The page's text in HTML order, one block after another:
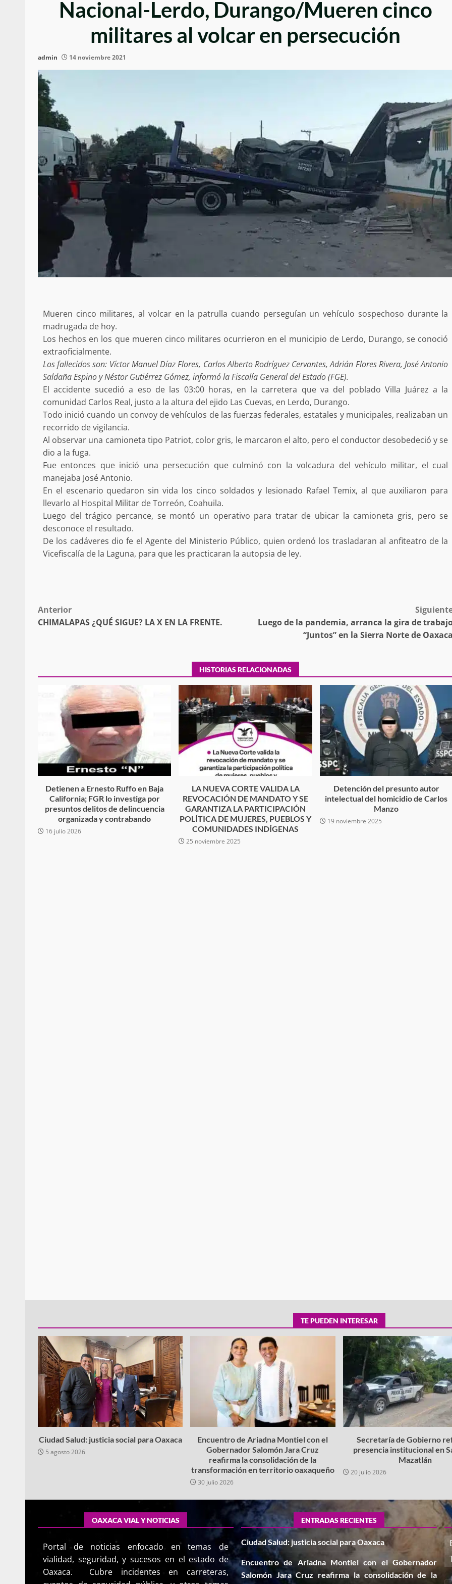
Nacional-Lerdo, Durango/Mueren cinco
militares al volcar en persecución
admin 14 noviembre 2021
Mueren cinco militares, al volcar en la patrulla cuando perseguían un vehículo sospechoso durante la
madrugada de hoy.
Los hechos en los que mueren cinco militares ocurrieron en el municipio de Lerdo, Durango, se conoció
extraoficialmente.
Los fallecidos son: Víctor Manuel Díaz Flores, Carlos Alberto Rodríguez Cervantes, Adrián Flores Rivera, José Antonio
Saldaña Espino y Néstor Gutiérrez Gómez, informó la Fiscalía General del Estado (FGE).
El accidente sucedió a eso de las 03:00 horas, en la carretera que va del poblado Villa Juárez a la
comunidad Carlos Real, justo a la altura del ejido Las Cuevas, en Lerdo, Durango.
Todo inició cuando un convoy de vehículos de las fuerzas federales, estatales y municipales, realizaban un
recorrido de vigilancia.
Al observar una camioneta tipo Patriot, color gris, le marcaron el alto, pero el conductor desobedeció y se
dio a la fuga.
Fue entonces que inició una persecución que culminó con la volcadura del vehículo militar, el cual
manejaba José Antonio.
En el escenario quedaron sin vida los cinco soldados y lesionado Rafael Temix, al que auxiliaron para
llevarlo al Hospital Militar de Torreón, Coahuila.
Luego del trágico percance, se montó un operativo para tratar de ubicar la camioneta gris, pero se
desconoce el resultado.
De los cadáveres dio fe el Agente del Ministerio Público, quien ordenó los trasladaran al anfiteatro de la
Vicefiscalía de la Laguna, para que les practicaran la autopsia de ley.
Post
navigation
Anterior
CHIMALAPAS ¿QUÉ SIGUE? LA X EN LA FRENTE.
Luego de la pandemia, arranca la gira de
“Juntos” en la Sierra Norte de Oaxaca
HISTORIAS RELACIONADAS
Detienen a Ernesto Ruffo en Baja
California; FGR lo investiga por
presuntos delitos de delincuencia
organizada y contrabando
16 julio 2026
LA NUEVA CORTE VALIDA LA
REVOCACIÓN DE MANDATO Y SE
GARANTIZA LA PARTICIPACIÓN
POLÍTICA DE MUJERES, PUEBLOS Y
COMUNIDADES INDÍGENAS
25 noviembre 2025
Detención del presunto autor
intelectual del homicidio de Carlos
Manzo
19 noviembre 2025
REFORMA ESTRUCTURAL AL ISSSTE EN
MATERIA DE PENSIONES Y CONCUBINATO
20 febrero 2026 5 agosto 2026
Tapanatepec
¡Histórico! Bukele elimina el presupuesto a
los partidos políticos.
30 enero 2025
Detienen a Ernesto Ruffo en Baja
California; FGR lo investiga por
presuntos delitos de delincuencia
organizada y contrabando
admin 16 julio 2026
Ciudad Salud: justicia social para
Oaxaca
5 agosto 2026
TE PUEDEN INTERESAR
Ciudad Salud: justicia social para Oaxaca
5 agosto 2026
Encuentro de Ariadna Montiel con el
Gobernador Salomón Jara Cruz
reafirma la consolidación de la
transformación en territorio oaxaqueño
30 julio 2026
Secretaría de Gobierno
presencia institucional en
Mazatlán
20 julio 2026
OAXACA VIAL Y NOTICIAS
Portal de noticias enfocado en temas de
vialidad, seguridad, y sucesos en el estado de
Oaxaca. Cubre incidentes en carreteras,
ENTRADAS RECIENTES
Ciudad Salud: justicia social para Oaxaca
Encuentro de Ariadna Montiel con el Gobernador
Salomón Jara Cruz reafirma la consolidación de la